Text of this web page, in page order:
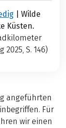
| Wilde
Küsten.
2025, S. 146)
angeführten
Für
wir einen